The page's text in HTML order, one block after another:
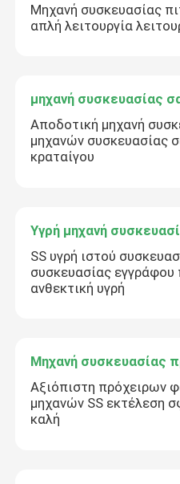
Μηχανή συσκευασίας
απλή λειτουργία
μηχανή συσκευασίας
Αποδοτική μηχανή
μηχανών συσκευασίας
κραταίγου
Υγρή μηχανή
SS υγρή ιστού
συσκευασίας
ανθεκτική υγρή
Μηχανή συσκευασίας
Αξιόπιστη πρόχειρων
μηχανών SS εκτέλεση
καλή